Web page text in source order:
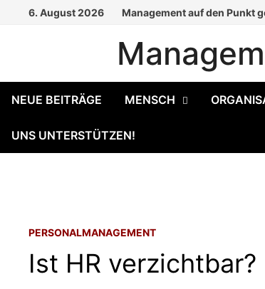
6. August 2026 Management auf den Punkt
NEUE BEITRÄGE MENSCH
UNS UNTERSTÜTZEN!
PERSONALMANAGEMENT
Ist HR verzichtbar?